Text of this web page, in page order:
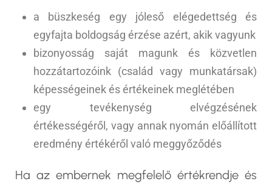
a büszkeség egy jóleső elégedettség és
egyfajta boldogság érzése azért, akik vagyunk
bizonyosság saját magunk és közvetlen
hozzátartozóink (család vagy munkatársak)
képességeinek és értékeinek meglétében
egy tevékenység elvégzésének
értékességéről, vagy annak nyomán előállított
eredmény értékéről való meggyőződés
Ha az embernek megfelelő értékrendje és